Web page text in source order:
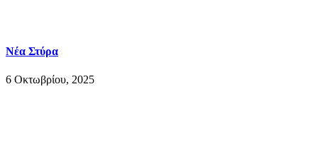
Νέα Στύρα
6 Οκτωβρίου, 2025